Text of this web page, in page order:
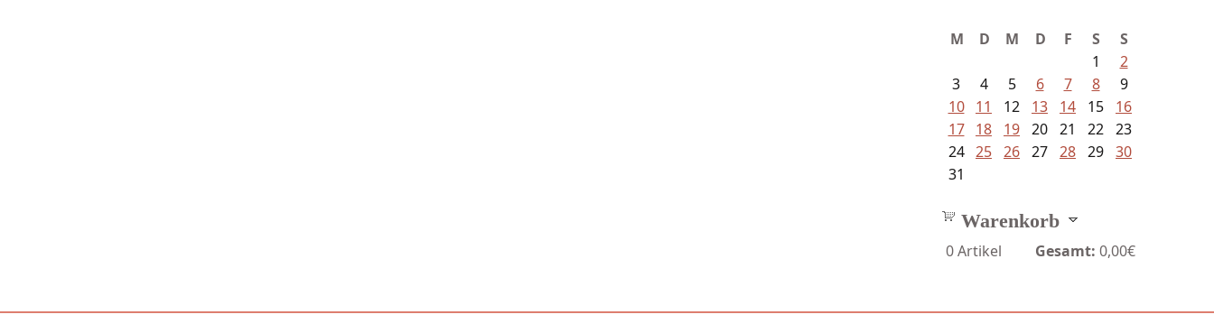
M D M D F S
S
1
2
3
4 5 6 7 8
9
10
11 12 13 14 15
16
17
18 19 20 21 22 23
24 25 26 27 28 29 30
31
Warenkorb
0Artikel Gesamt: 0,00€